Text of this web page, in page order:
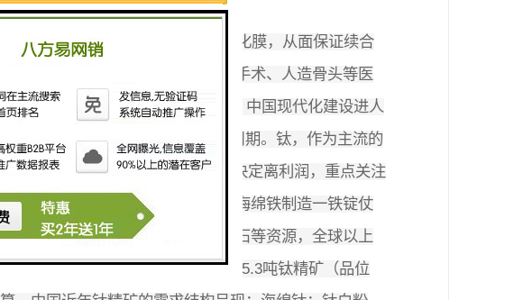
反应生成一层致密且惰性大的氧化膜，从面保证续合
好的生物相容性，可以用来制作手术、人造骨头等医
五”战略规划明确指引的大背景下，中国现代化建设进人
年，中国产业将迎来持续的高景气周期。钛，作为主流的
，有里进人高速发展机遇高壁垒决定离利润，重点关注
金属链为：铁精矿一四氯化钛一海绵铁制造一铁锭仗
两个领域上游共用钛铁矿、金虹石等资源，全球以上
钛。每吨海绵钛生产大约需要消耗 5.3吨钛精矿（品位